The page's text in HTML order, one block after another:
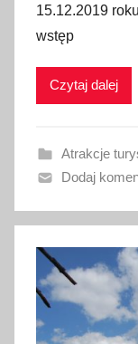
l
i
w
n
o
9
l
s
t
15.12.2019
wstęp
Czytaj dalej
Atrakcje
Dodaj